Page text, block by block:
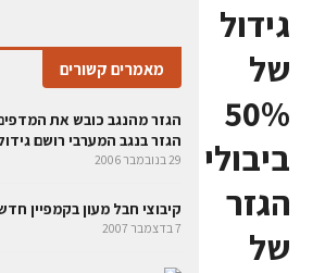
גידול
של
50%
ביבולי
הגזר
של
מאמרים קשורים
הגזר מהנגב כובש את
הגזר בנגב המערבי רושם גידול
29 בנובמבר 2006
קיבוצי חבל מעון בקמפיין
7 בדצמבר 2007